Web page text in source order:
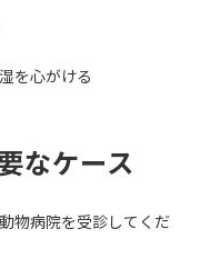
を心がける
なケース
物病院を受診してくだ